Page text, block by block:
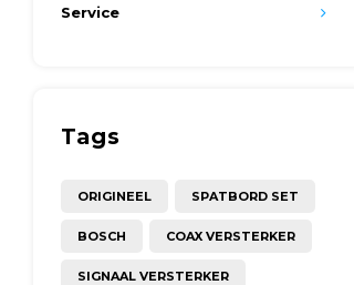
Service
Tags
ORIGINEEL SPATBORD SET
BOSCH COAX VERSTERKER
SIGNAAL VERSTERKER